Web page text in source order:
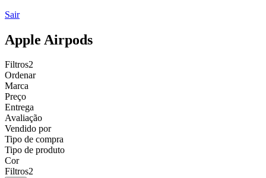
Sair
Apple Airpods
Filtros2
Ordenar
Marca
Preço
Entrega
Avaliação
Vendido por
Tipo de compra
Tipo de produto
Cor
Filtros2